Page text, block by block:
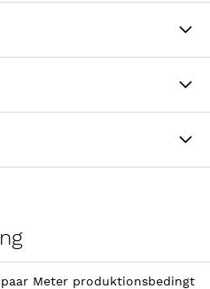
Meter produktionsbedingt